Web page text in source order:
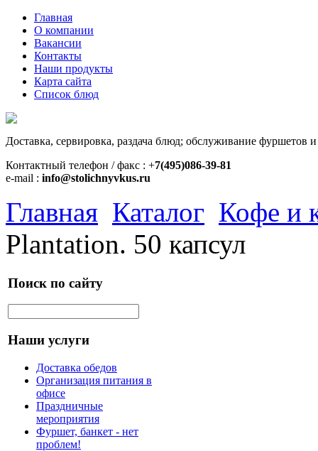
Главная
О компании
Вакансии
Контакты
Наши продукты
Карта сайта
Список блюд
Доставка, сервировка, раздача блюд; обслуживание фуршетов
Контактный телефон / факс : +7(495)086-39-81
e-mail : info@stolichnyvkus.ru
Главная Каталог Кофе и
Plantation. 50 капсул
Поиск по сайту
Наши услуги
Доставка обедов
Организация питания в
офисе
Праздничные
мероприятия
Фуршет, банкет - нет
проблем!